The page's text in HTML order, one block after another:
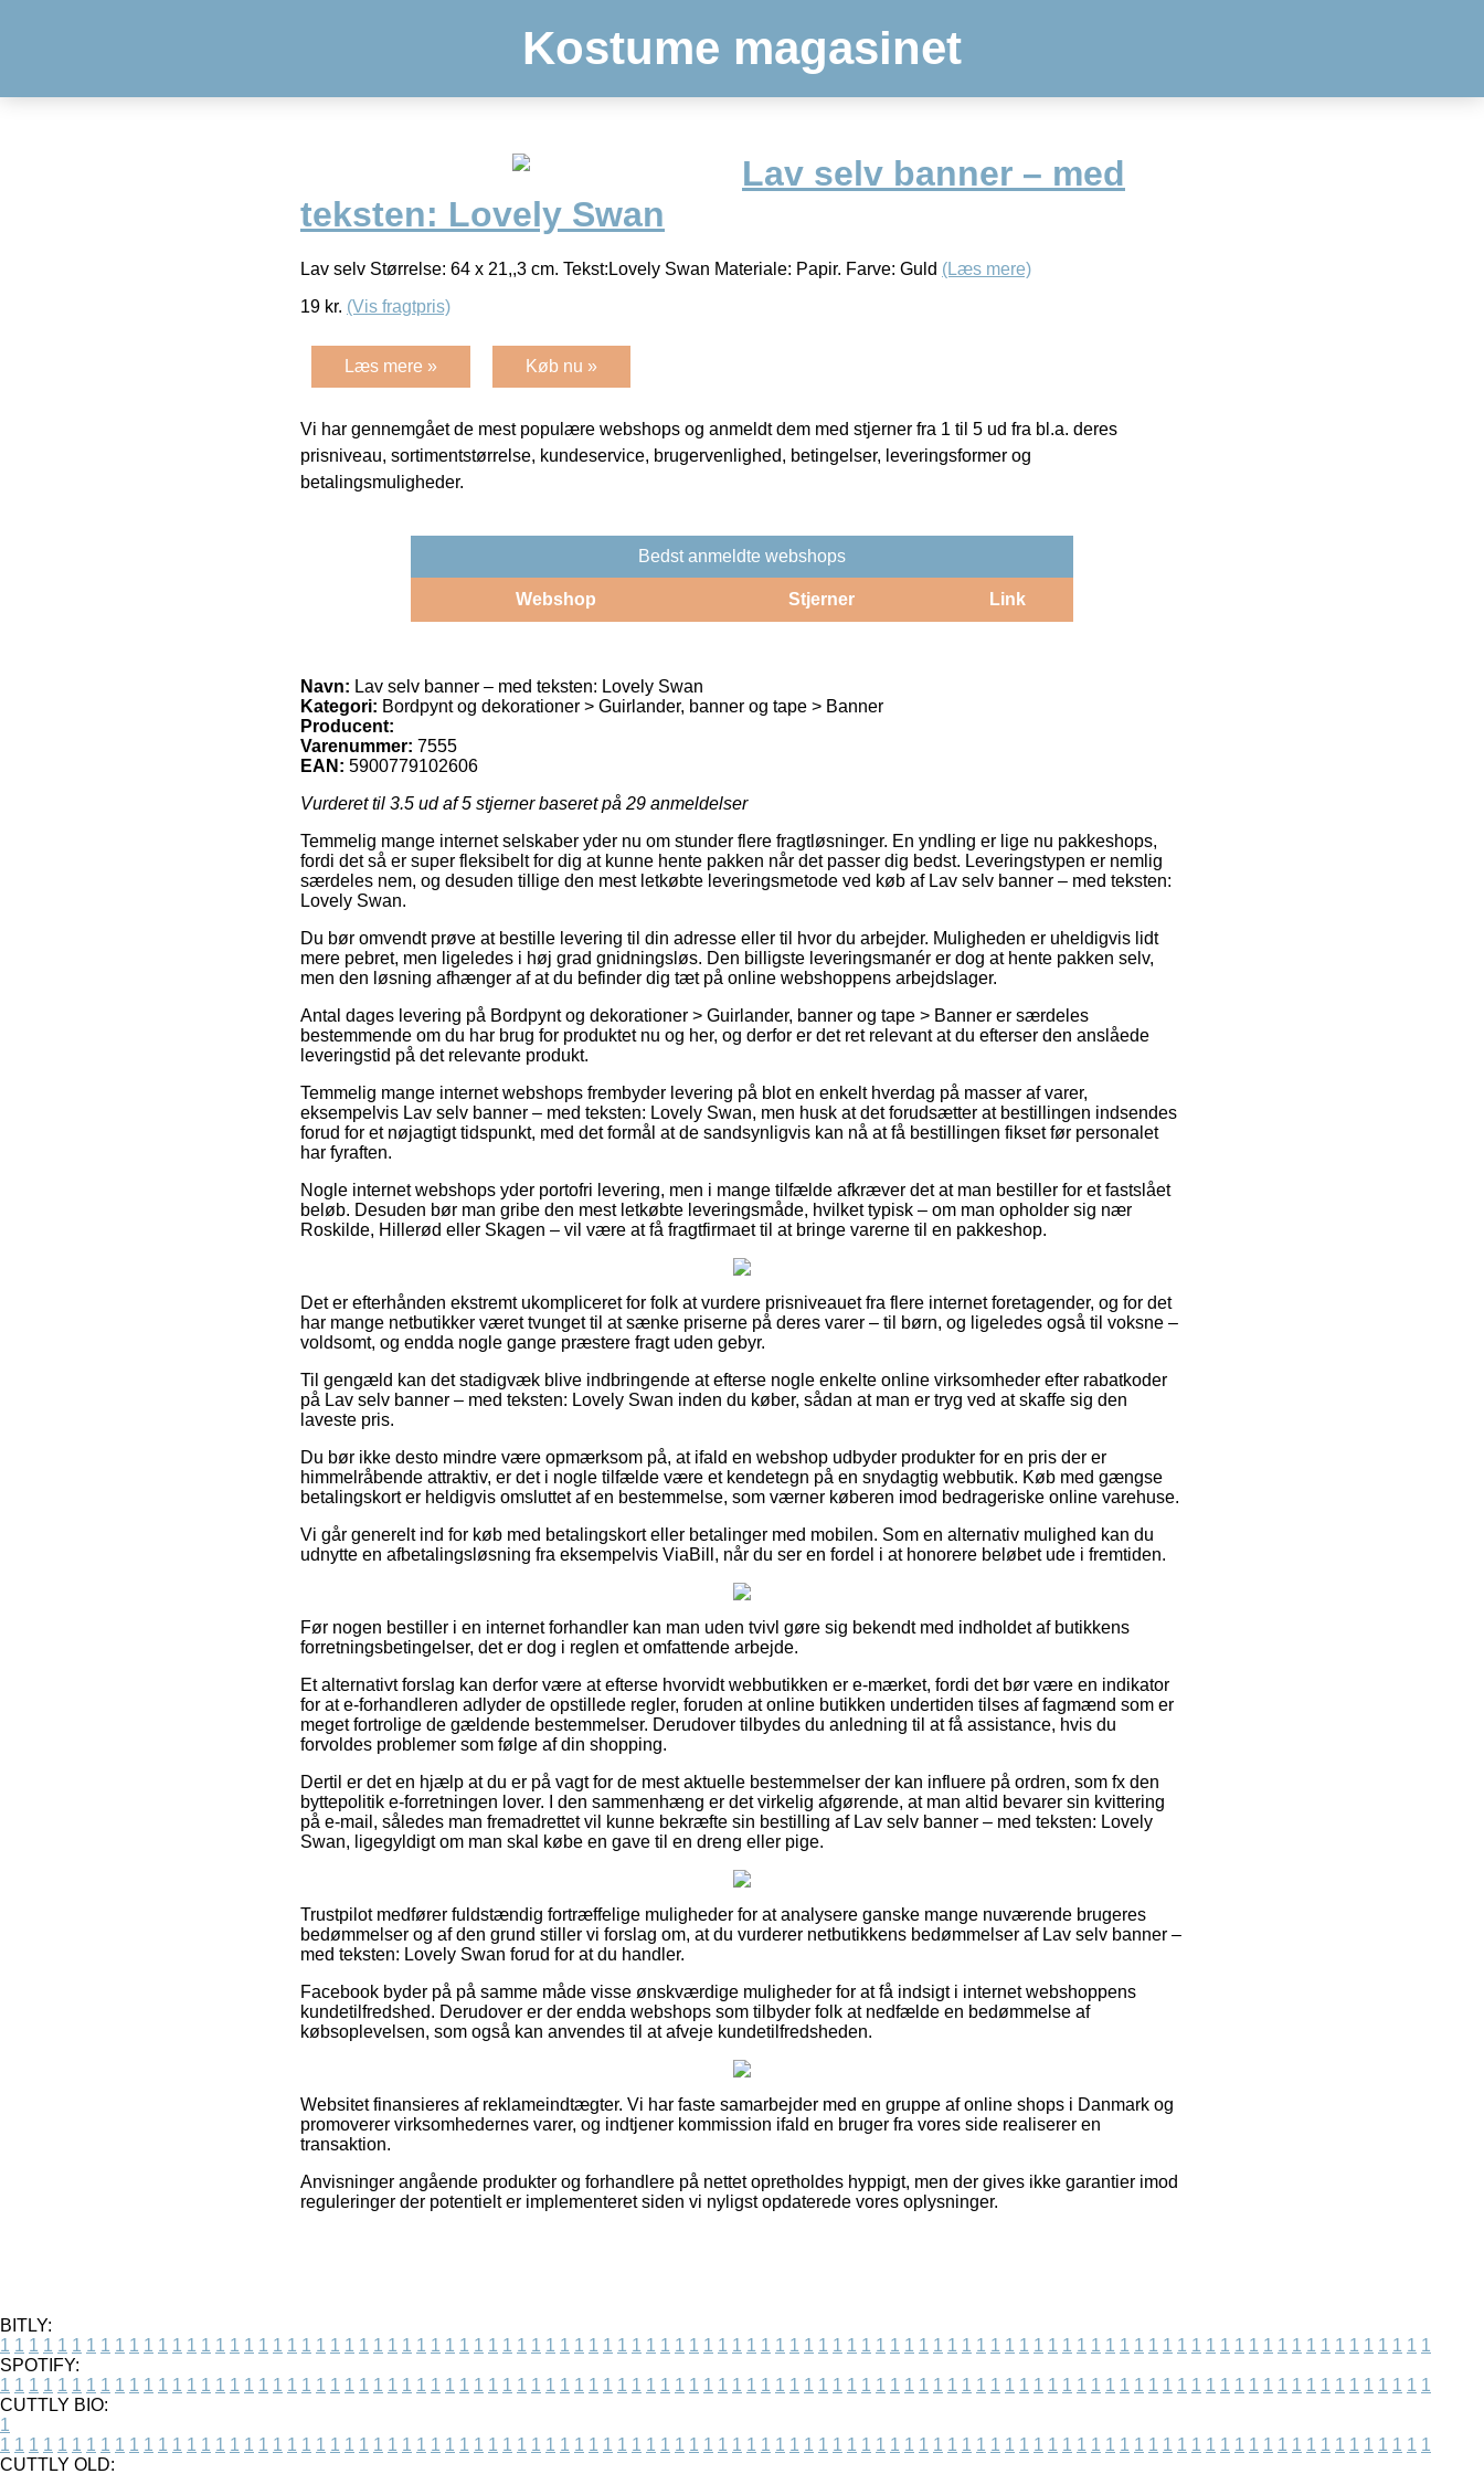
Kostume magasinet
Lav selv banner – med
teksten: Lovely Swan
Lav selv Størrelse: 64 x 21,,3 cm. Tekst:Lovely Swan Materiale: Papir. Farve: Guld (Læs mere)
19 kr. (Vis fragtpris)
Læs mere » Køb nu »
Vi har gennemgået de mest populære webshops og anmeldt dem med stjerner fra 1 til 5 ud fra bl.a. deres
prisniveau, sortimentstørrelse, kundeservice, brugervenlighed, betingelser, leveringsformer og
betalingsmuligheder.
Bedst anmeldte webshops
Webshop Stjerner Link
Navn: Lav selv banner – med teksten: Lovely Swan
Kategori: Bordpynt og dekorationer > Guirlander, banner og tape > Banner
Producent:
Varenummer: 7555
EAN: 5900779102606
Vurderet til 3.5 ud af 5 stjerner baseret på 29 anmeldelser
Temmelig mange internet selskaber yder nu om stunder flere fragtløsninger. En yndling er lige nu pakkeshops,
fordi det så er super fleksibelt for dig at kunne hente pakken når det passer dig bedst. Leveringstypen er nemlig
særdeles nem, og desuden tillige den mest letkøbte leveringsmetode ved køb af Lav selv banner – med teksten:
Lovely Swan.
Du bør omvendt prøve at bestille levering til din adresse eller til hvor du arbejder. Muligheden er uheldigvis lidt
mere pebret, men ligeledes i høj grad gnidningsløs. Den billigste leveringsmanér er dog at hente pakken selv,
men den løsning afhænger af at du befinder dig tæt på online webshoppens arbejdslager.
Antal dages levering på Bordpynt og dekorationer > Guirlander, banner og tape > Banner er særdeles
bestemmende om du har brug for produktet nu og her, og derfor er det ret relevant at du efterser den anslåede
leveringstid på det relevante produkt.
Temmelig mange internet webshops frembyder levering på blot en enkelt hverdag på masser af varer,
eksempelvis Lav selv banner – med teksten: Lovely Swan, men husk at det forudsætter at bestillingen indsendes
forud for et nøjagtigt tidspunkt, med det formål at de sandsynligvis kan nå at få bestillingen fikset før personalet
har fyraften.
Nogle internet webshops yder portofri levering, men i mange tilfælde afkræver det at man bestiller for et fastslået
beløb. Desuden bør man gribe den mest letkøbte leveringsmåde, hvilket typisk – om man opholder sig nær
Roskilde, Hillerød eller Skagen – vil være at få fragtfirmaet til at bringe varerne til en pakkeshop.
Det er efterhånden ekstremt ukompliceret for folk at vurdere prisniveauet fra flere internet foretagender, og for det
har mange netbutikker været tvunget til at sænke priserne på deres varer – til børn, og ligeledes også til voksne –
voldsomt, og endda nogle gange præstere fragt uden gebyr.
Til gengæld kan det stadigvæk blive indbringende at efterse nogle enkelte online virksomheder efter rabatkoder
på Lav selv banner – med teksten: Lovely Swan inden du køber, sådan at man er tryg ved at skaffe sig den
laveste pris.
Du bør ikke desto mindre være opmærksom på, at ifald en webshop udbyder produkter for en pris der er
himmelråbende attraktiv, er det i nogle tilfælde være et kendetegn på en snydagtig webbutik. Køb med gængse
betalingskort er heldigvis omsluttet af en bestemmelse, som værner køberen imod bedrageriske online varehuse.
Vi går generelt ind for køb med betalingskort eller betalinger med mobilen. Som en alternativ mulighed kan du
udnytte en afbetalingsløsning fra eksempelvis ViaBill, når du ser en fordel i at honorere beløbet ude i fremtiden.
Før nogen bestiller i en internet forhandler kan man uden tvivl gøre sig bekendt med indholdet af butikkens
forretningsbetingelser, det er dog i reglen et omfattende arbejde.
Et alternativt forslag kan derfor være at efterse hvorvidt webbutikken er e-mærket, fordi det bør være en indikator
for at e-forhandleren adlyder de opstillede regler, foruden at online butikken undertiden tilses af fagmænd som er
meget fortrolige de gældende bestemmelser. Derudover tilbydes du anledning til at få assistance, hvis du
forvoldes problemer som følge af din shopping.
Dertil er det en hjælp at du er på vagt for de mest aktuelle bestemmelser der kan influere på ordren, som fx den
byttepolitik e-forretningen lover. I den sammenhæng er det virkelig afgørende, at man altid bevarer sin kvittering
på e-mail, således man fremadrettet vil kunne bekræfte sin bestilling af Lav selv banner – med teksten: Lovely
Swan, ligegyldigt om man skal købe en gave til en dreng eller pige.
Trustpilot medfører fuldstændig fortræffelige muligheder for at analysere ganske mange nuværende brugeres
bedømmelser og af den grund stiller vi forslag om, at du vurderer netbutikkens bedømmelser af Lav selv banner –
med teksten: Lovely Swan forud for at du handler.
Facebook byder på på samme måde visse ønskværdige muligheder for at få indsigt i internet webshoppens
kundetilfredshed. Derudover er der endda webshops som tilbyder folk at nedfælde en bedømmelse af
købsoplevelsen, som også kan anvendes til at afveje kundetilfredsheden.
Websitet finansieres af reklameindtægter. Vi har faste samarbejder med en gruppe af online shops i Danmark og
promoverer virksomhedernes varer, og indtjener kommission ifald en bruger fra vores side realiserer en
transaktion.
Anvisninger angående produkter og forhandlere på nettet opretholdes hyppigt, men der gives ikke garantier imod
reguleringer der potentielt er implementeret siden vi nyligst opdaterede vores oplysninger.
BITLY:
1 1 1 1 1 1 1 1 1 1 1 1 1 1 1 1 1 1 1 1 1 1 1 1 1 1 1 1 1 1 1 1 1 1 1 1 1 1 1 1 1 1 1 1 1 1 1 1 1 1 1 1 1 1 1 1 1 1 1 1 1 1 1 1 1 1 1 1 1 1 1 1 1 1 1 1 1 1 1 1 1 1 1 1 1 1 1 1 1 1 1 1 1 1 1 1 1 1 1 1
SPOTIFY:
1 1 1 1 1 1 1 1 1 1 1 1 1 1 1 1 1 1 1 1 1 1 1 1 1 1 1 1 1 1 1 1 1 1 1 1 1 1 1 1 1 1 1 1 1 1 1 1 1 1 1 1 1 1 1 1 1 1 1 1 1 1 1 1 1 1 1 1 1 1 1 1 1 1 1 1 1 1 1 1 1 1 1 1 1 1 1 1 1 1 1 1 1 1 1 1 1 1 1 1
CUTTLY BIO:
1
1 1 1 1 1 1 1 1 1 1 1 1 1 1 1 1 1 1 1 1 1 1 1 1 1 1 1 1 1 1 1 1 1 1 1 1 1 1 1 1 1 1 1 1 1 1 1 1 1 1 1 1 1 1 1 1 1 1 1 1 1 1 1 1 1 1 1 1 1 1 1 1 1 1 1 1 1 1 1 1 1 1 1 1 1 1 1 1 1 1 1 1 1 1 1 1 1 1 1 1
CUTTLY OLD: